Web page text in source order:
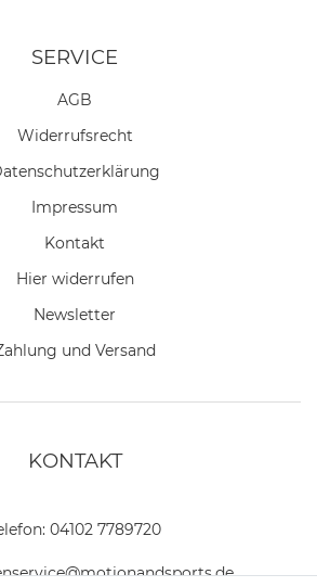
SERVICE
AGB
Widerrufs­recht
Impressum
Kontakt
Hier widerrufen
Newsletter
und Versand
KONTAKT
04102 7789720